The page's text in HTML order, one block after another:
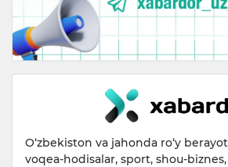
O‘zbekiston va jahonda ro‘y
voqea-hodisalar, sport, shou-